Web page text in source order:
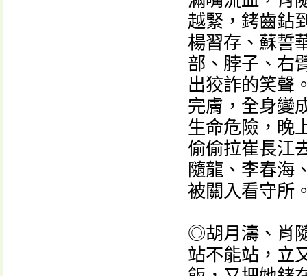
越緊，銬齒鉆
楊習存、蘇誓
部、脖子、右
出狡詐的笑聲
完膚，全身變
生命危險，晚
偷偷拉崔長江
隨龍、李春海
被關入看守所
◎胡月濤、肖
站不能站，立